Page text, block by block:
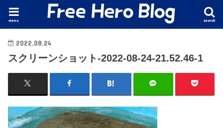
search
menu
2022.08.24
スクリーンショット-2022-08-24-21.52.46-1